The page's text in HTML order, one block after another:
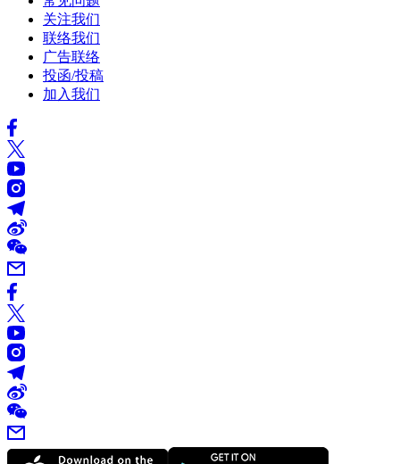
关注我们
联络我们
广告联络
投函/投稿
加入我们